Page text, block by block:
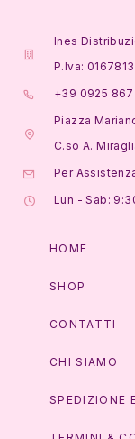
Ines
P.Iva:
+39 0925
Piazza
C.so A.
Per
Lun - Sab:
HOME
SHOP
CONTATTI
CHI SIAMO
SPEDIZIONE